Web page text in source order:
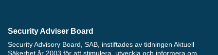
Security Adviser Board
Security Advisory Board, SAB, instiftades av tidningen Aktuell
Säkerhet år 2003 för att stimulera, utveckla och informera om